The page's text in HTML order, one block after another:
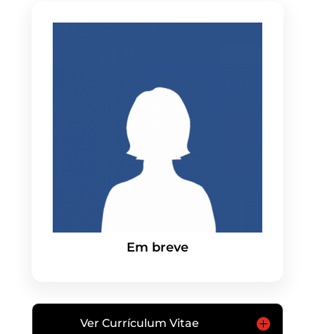
Em breve
Ver Currículum Vitae